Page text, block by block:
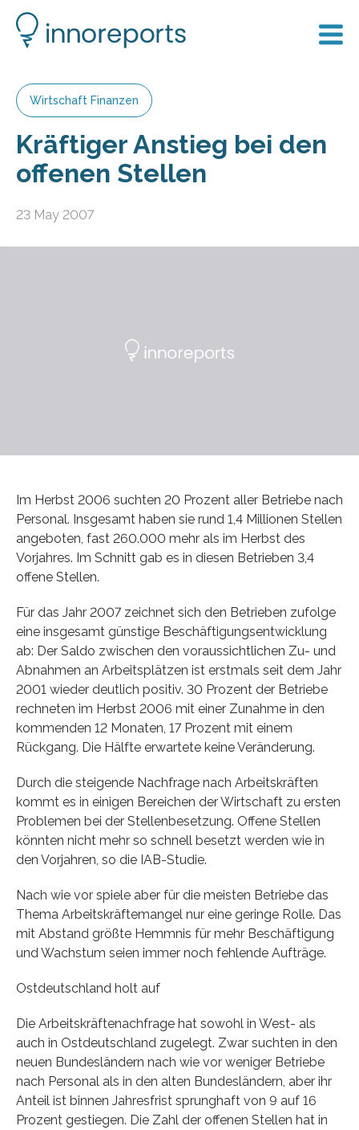
Wirtschaft Finanzen
Kräftiger Anstieg bei den
offenen Stellen
23 May 2007
Im Herbst 2006 suchten 20 Prozent aller Betriebe nach
Personal. Insgesamt haben sie rund 1,4 Millionen Stellen
angeboten, fast 260.000 mehr als im Herbst des
Vorjahres. Im Schnitt gab es in diesen Betrieben 3,4
offene Stellen.
Für das Jahr 2007 zeichnet sich den Betrieben zufolge
eine insgesamt günstige Beschäftigungsentwicklung
ab: Der Saldo zwischen den voraussichtlichen Zu- und
Abnahmen an Arbeitsplätzen ist erstmals seit dem Jahr
2001 wieder deutlich positiv. 30 Prozent der Betriebe
rechneten im Herbst 2006 mit einer Zunahme in den
kommenden 12 Monaten, 17 Prozent mit einem
Rückgang. Die Hälfte erwartete keine Veränderung.
Durch die steigende Nachfrage nach Arbeitskräften
kommt es in einigen Bereichen der Wirtschaft zu ersten
Problemen bei der Stellenbesetzung. Offene Stellen
könnten nicht mehr so schnell besetzt werden wie in
den Vorjahren, so die IAB-Studie.
Nach wie vor spiele aber für die meisten Betriebe das
Thema Arbeitskräftemangel nur eine geringe Rolle. Das
mit Abstand größte Hemmnis für mehr Beschäftigung
und Wachstum seien immer noch fehlende Aufträge.
Ostdeutschland holt auf
Die Arbeitskräftenachfrage hat sowohl in West- als
auch in Ostdeutschland zugelegt. Zwar suchten in den
neuen Bundesländern nach wie vor weniger Betriebe
nach Personal als in den alten Bundesländern, aber ihr
Anteil ist binnen Jahresfrist sprunghaft von 9 auf 16
Prozent gestiegen. Die Zahl der offenen Stellen hat in